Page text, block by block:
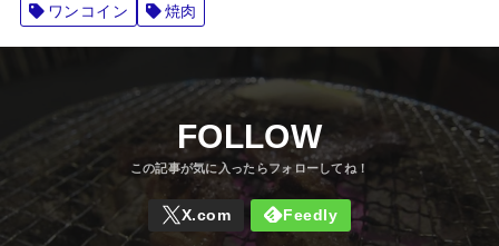
ワンコイン
焼肉
FOLLOW